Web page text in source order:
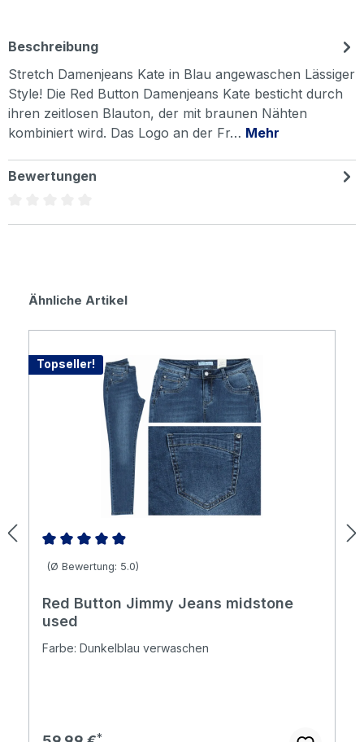
Beschreibung
Stretch Damenjeans Kate in Blau angewaschen Lässiger
Style! Die Red Button Damenjeans Kate besticht durch
ihren zeitlosen Blauton, der mit braunen Nähten
kombiniert wird. Das Logo an der Fr… Mehr
Bewertungen
Produktgalerie überspringen
Ähnliche Artikel
Topseller!
Durchschnittliche Bewertung von 4.98 von 5 Sternen
(Ø Bewertung: 5.0)
Red Button Jimmy Jeans midstone
used
Farbe: Dunkelblau verwaschen